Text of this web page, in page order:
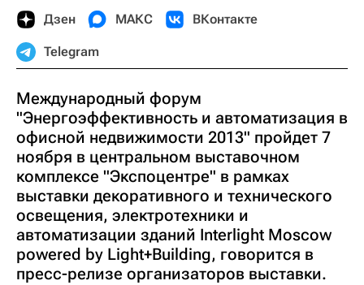
Дзен МАКС ВКонтакте
Telegram
Международный форум
"Энергоэффективность и автоматизация в
офисной недвижимости 2013" пройдет 7
ноября в центральном выставочном
комплексе "Экспоцентре" в рамках
выставки декоративного и технического
освещения, электротехники и
автоматизации зданий Interlight Moscow
powered by Light+Building, говорится в
пресс-релизе организаторов выставки.